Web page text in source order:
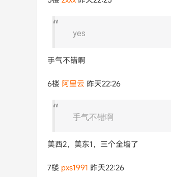
yes
手气不错啊
6楼 阿里云 昨天22:26
手气不错啊
美西2，美东1，三个全墙了
7楼 pxs1991 昨天22:26